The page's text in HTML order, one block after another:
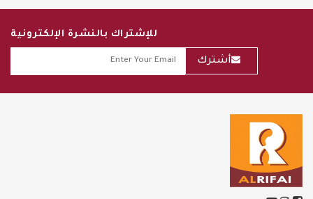
للإشتراك بالنشرة الإلكترونية
أشترك